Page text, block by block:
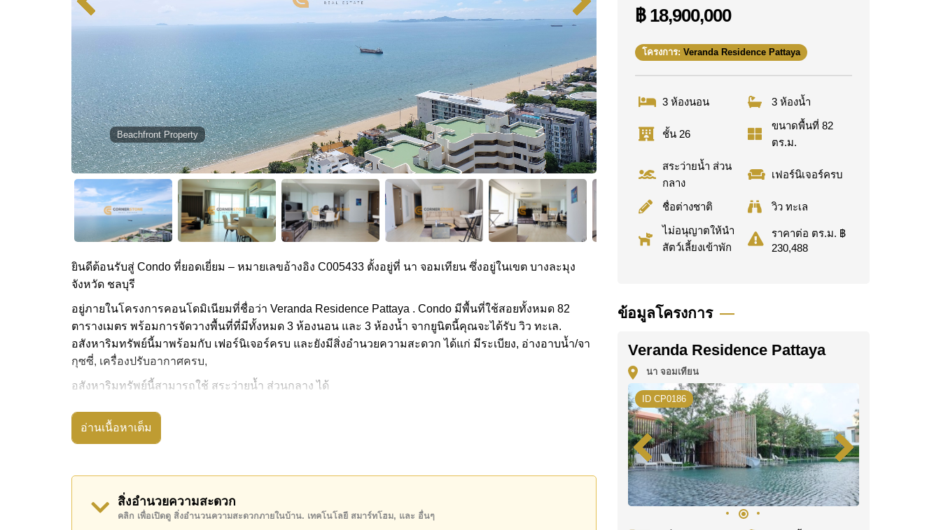
Beachfront Property
ยินดีต้อนรับสู่ Condo ที่ยอดเยี่ยม – หมายเลขอ้างอิง C005433 ตั้งอยู่ที่ นา จอมเทียน ซึ่งอยู่ในเขต บางละมุง
จังหวัด ชลบุรี
อยู่ภายในโครงการคอนโดมิเนียมที่ชื่อว่า Veranda Residence Pattaya . Condo มีพื้นที่ใช้สอยทั้งหมด 82
ตารางเมตร พร้อมการจัดวางพื้นที่ที่มีทั้งหมด 3 ห้องนอน และ 3 ห้องน้ำ จากยูนิตนี้คุณจะได้รับ วิว ทะเล.
อสังหาริมทรัพย์นี้มาพร้อมกับ เฟอร์นิเจอร์ครบ และยังมีสิ่งอำนวยความสะดวก ได้แก่ มีระเบียง, อ่างอาบน้ำ/จา
กุซซี่, เครื่องปรับอากาศครบ,
อสังหาริมทรัพย์นี้สามารถใช้ สระว่ายน้ำ ส่วนกลาง ได้
Veranda Residence Pattaya มีสิ่งอำนวยความสะดวกส่วนกลาง ได้แก่ สไลเดอร์, ฟิสเนส, สกายเทอร์เรซ, ซาว
น่าหรือห้องอบไอน้ำ
อสังหาริมทรัพย์นี้มีไว้สำหรับขายในราคา ฿ 18,900,000 บาท คิดเป็น ฿ 230,488 บาทต่อตารางเมตร
โฉนดที่ดินของอสังหาริมทรัพย์นี้อยู่ภายใต้กรรมสิทธิ์ ชื่อต่างชาติ โดยมี ค่าโอนคนละครึ่ง
อ่านเนื้อหาเต็ม
สิ่งอำนวยความสะดวก
คลิก เพื่อเปิดดู สิ่งอำนวนความสะดวกภายในบ้าน. เทคโนโลยี สมาร์ทโฮม, และ อื่นๆ
฿ 18,900,000
โครงการ: Veranda Residence Pattaya
3 ห้องนอน 3 ห้องน้ำ
ชั้น 26
ขนาดพื้นที่ 82
ตร.ม.
สระว่ายน้ำ ส่วน
กลาง
เฟอร์นิเจอร์ครบ
ชื่อต่างชาติ
วิว ทะเล
ไม่อนุญาตให้นำ
สัตว์เลี้ยงเข้าพัก
ราคาต่อ ตร.ม. ฿
230,488
ข้อมูลโครงการ
Veranda Residence Pattaya
นา จอมเทียน
ID CP0186